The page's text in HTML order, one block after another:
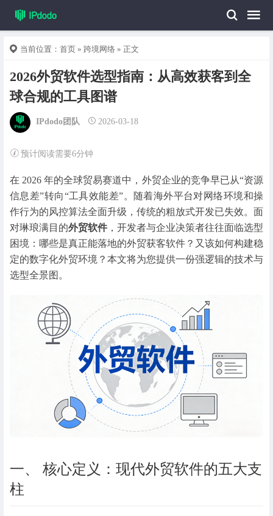
当前位置： 首页 » 跨境网络 » 正文
2026外贸软件选型指南：从高效获客到全
球合规的工具图谱
IPdodo团队 2026-03-18
预计阅读需要6分钟
在 2026 年的全球贸易赛道中，外贸企业的竞争早已从“资源
信息差”转向“工具效能差”。随着海外平台对网络环境和操
作行为的风控算法全面升级，传统的粗放式开发已失效。面
对琳琅满目的外贸软件，开发者与企业决策者往往面临选型
困境：哪些是真正能落地的外贸获客软件？又该如何构建稳
定的数字化外贸环境？本文将为您提供一份强逻辑的技术与
选型全景图。
一、 核心定义：现代外贸软件的五大支
柱